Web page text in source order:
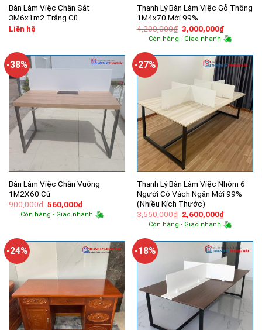
Bàn Làm Việc Chân Sắt
3M6x1m2 Trắng Cũ
Liên hệ
Thanh Lý Bàn Làm Việc Gỗ Thông
1M4x70 Mới 99%
4,200,000₫ Giá
gốc
là:
3,000,000₫Giá
hiện
tại
Còn hàng - Giao nhanh
-38%
Bàn Làm Việc Chân Vuông
1M2X60 Cũ
900,000₫ Giá
gốc
là:
560,000₫Giá
hiện
tại
Còn hàng - Giao nhanh
-27%
Thanh Lý Bàn Làm Việc Nhóm 6
Người Có Vách Ngăn Mới 99%
(Nhiều Kích Thước)
3,550,000₫ Giá
gốc
là:
2,600,000₫Giá
hiện
tại
Còn hàng - Giao nhanh
-24% -18%